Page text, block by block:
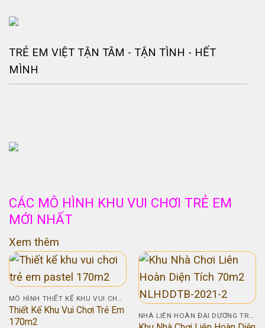
TRẺ EM VIỆT TẬN TÂM - TẬN TÌNH - HẾT
MÌNH
CÁC MÔ HÌNH KHU VUI CHƠI TRẺ EM
MỚI NHẤT
Xem thêm
Thiết Kế Khu Vui Chơi Trẻ Em
170m2